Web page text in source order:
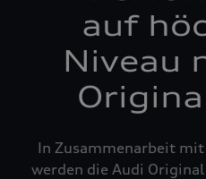
auf
Niveau
In Zusammenarbeit
werden die Audi